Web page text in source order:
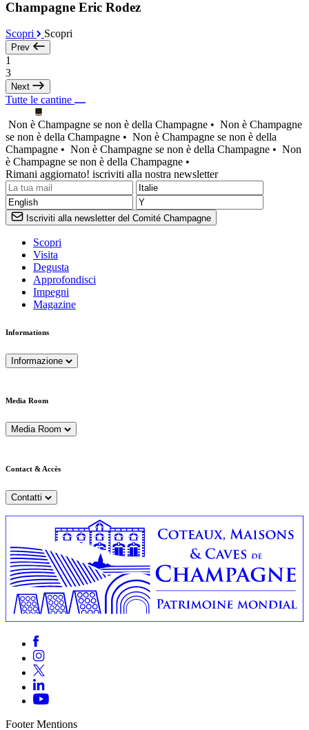
Champagne Eric Rodez
Scopri Scopri
Prev
1
3
Next
Tutte le cantine
Non è Champagne se non è della Champagne • Non è Champagne
se non è della Champagne • Non è Champagne se non è della
Champagne • Non è Champagne se non è della Champagne • Non
è Champagne se non è della Champagne •
Rimani aggiornato! iscriviti alla nostra newsletter
Iscriviti alla newsletter del Comité Champagne
Scopri
Visita
Degusta
Approfondisci
Impegni
Magazine
Informations
Informazione
Media Room
Media Room
Contact & Accès
Contatti
Footer Mentions